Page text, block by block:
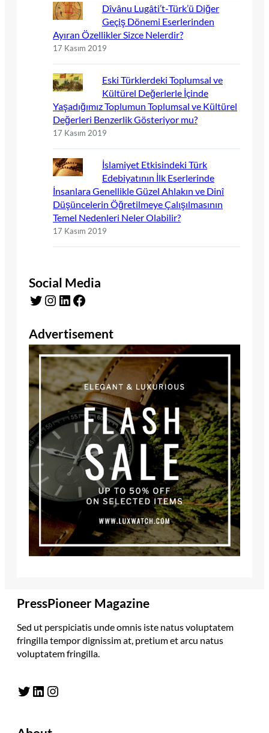
Dîvânu Lugâti’t-Türk’ü Diğer
Geçiş Dönemi Eserlerinden
Ayıran Özellikler Sizce Nelerdir?
17 Kasım 2019
Eski Türklerdeki Toplumsal ve
Kültürel Değerlerle İçinde
Yaşadığımız Toplumun Toplumsal ve Kültürel
Değerleri Benzerlik Gösteriyor mu?
17 Kasım 2019
İslamiyet Etkisindeki Türk
Edebiyatının İlk Eserlerinde
İnsanlara Genellikle Güzel Ahlakın ve Dinî
Düşüncelerin Öğretilmeye Çalışılmasının
Temel Nedenleri Neler Olabilir?
17 Kasım 2019
Social Media
Twitter Instagram LinkedIn Facebook
Advertisement
PressPioneer Magazine
Sed ut perspiciatis unde omnis iste natus voluptatem
fringilla tempor dignissim at, pretium et arcu natus
voluptatem fringilla.
Twitter LinkedIn Instagram